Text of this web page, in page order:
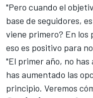
"Pero cuando el
base de seguidores,
viene primero? En los
eso es positivo para
"El primer año, no
has aumentado las
principio. Veremos